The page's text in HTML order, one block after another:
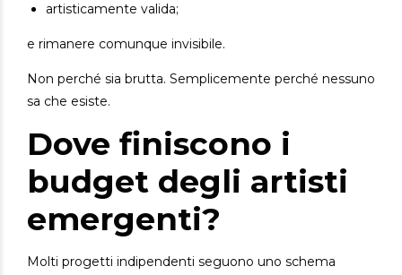
artisticamente valida;
e rimanere comunque invisibile.
Non perché sia brutta. Semplicemente perché nessuno
sa che esiste.
Dove finiscono i
budget degli artisti
emergenti?
Molti progetti indipendenti seguono uno schema